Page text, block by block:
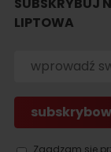
noclegu
SUBSKRYBUJ
LIPTOWA